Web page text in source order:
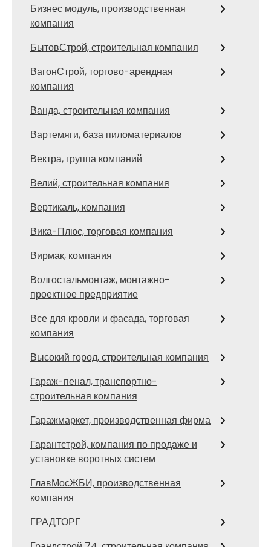
Бизнес модуль, производственная
компания
БытовСтрой, строительная компания
ВагонСтрой, торгово-арендная
компания
Ванда, строительная компания
Вартемяги, база пиломатериалов
Вектра, группа компаний
Велий, строительная компания
Вертикаль, компания
Вика-Плюс, торговая компания
Вирмак, компания
Волгостальмонтаж, монтажно-
проектное предприятие
Все для кровли и фасада, торговая
компания
Высокий город, строительная компания
Гараж-пенал, транспортно-
строительная компания
Гаражмаркет, производственная фирма
Гарантстрой, компания по продаже и
установке воротных систем
ГлавМосЖБИ, производственная
компания
ГРАДТОРГ